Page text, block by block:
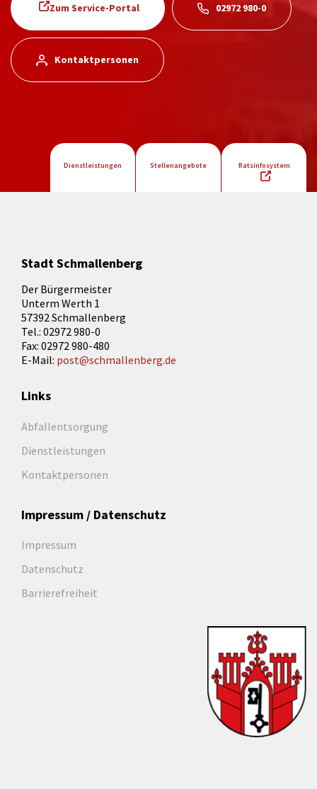
Zum Service-Portal 02972 980-0
Kontaktpersonen
Dienstleistungen Stellenangebote Ratsinfosystem
Stadt Schmallenberg
Der Bürgermeister
Unterm Werth 1
57392 Schmallenberg
Tel.: 02972 980-0
Fax: 02972 980-480
E-Mail: post@schmallenberg.de
Links
Abfallentsorgung
Dienstleistungen
Kontaktpersonen
Impressum / Datenschutz
Impressum
Datenschutz
Barrierefreiheit